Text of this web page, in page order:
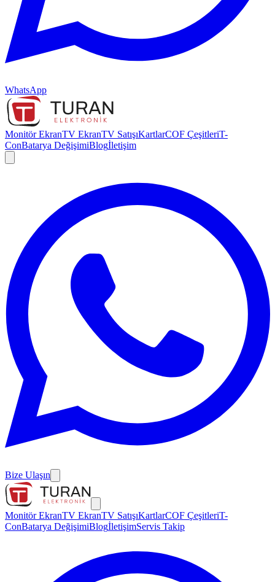
WhatsApp
Monitör EkranTV EkranTV SatışıKartlarCOF ÇeşitleriT-
ConBatarya DeğişimiBlogİletişim
Bize Ulaşın
Monitör EkranTV EkranTV SatışıKartlarCOF ÇeşitleriT-
ConBatarya DeğişimiBlogİletişimServis Takip